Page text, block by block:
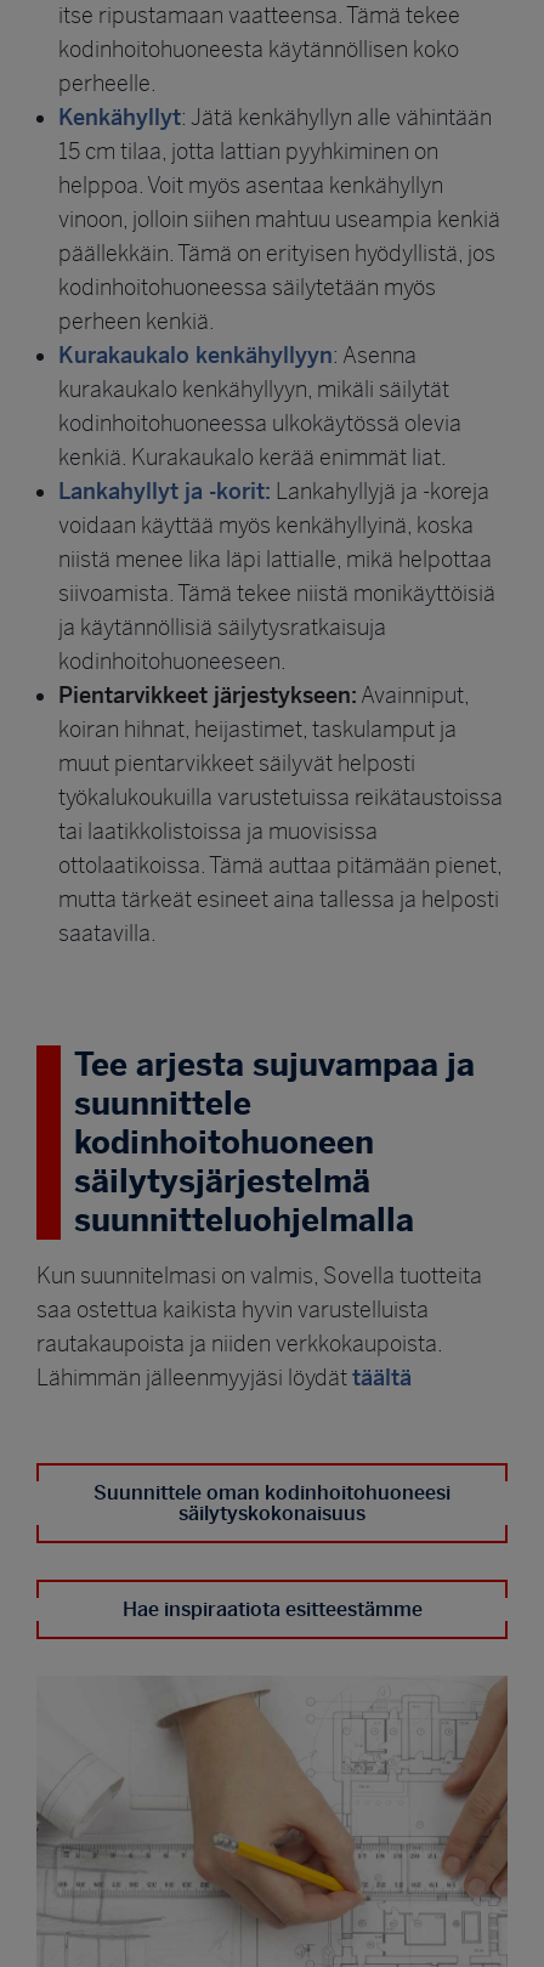
itse ripustamaan vaatteensa. Tämä tekee
kodinhoitohuoneesta käytännöllisen koko
perheelle.
Kenkähyllyt: Jätä kenkähyllyn alle vähintään
15 cm tilaa, jotta lattian pyyhkiminen on
helppoa. Voit myös asentaa kenkähyllyn
vinoon, jolloin siihen mahtuu useampia kenkiä
päällekkäin. Tämä on erityisen hyödyllistä, jos
kodinhoitohuoneessa säilytetään myös
perheen kenkiä.
Kurakaukalo kenkähyllyyn: Asenna
kurakaukalo kenkähyllyyn, mikäli säilytät
kodinhoitohuoneessa ulkokäytössä olevia
kenkiä. Kurakaukalo kerää enimmät liat.
Lankahyllyt ja -korit: Lankahyllyjä ja -koreja
voidaan käyttää myös kenkähyllyinä, koska
niistä menee lika läpi lattialle, mikä helpottaa
siivoamista. Tämä tekee niistä monikäyttöisiä
ja käytännöllisiä säilytysratkaisuja
kodinhoitohuoneeseen.
Pientarvikkeet järjestykseen: Avainniput,
koiran hihnat, heijastimet, taskulamput ja
muut pientarvikkeet säilyvät helposti
työkalukoukuilla varustetuissa reikätaustoissa
tai laatikkolistoissa ja muovisissa
ottolaatikoissa. Tämä auttaa pitämään pienet,
mutta tärkeät esineet aina tallessa ja helposti
saatavilla.
Tee arjesta sujuvampaa ja
suunnittele
kodinhoitohuoneen
säilytysjärjestelmä
suunnitteluohjelmalla
Kun suunnitelmasi on valmis, Sovella tuotteita
saa ostettua kaikista hyvin varustelluista
rautakaupoista ja niiden verkkokaupoista.
Lähimmän jälleenmyyjäsi löydättäältä
Suunnittele oman kodinhoitohuoneesi
säilytyskokonaisuus
Hae inspiraatiota esitteestämme